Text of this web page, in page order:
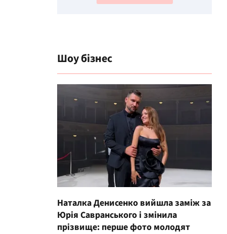
Шоу бізнес
Наталка Денисенко вийшла заміж за
Юрія Савранського і змінила
прізвище: перше фото молодят